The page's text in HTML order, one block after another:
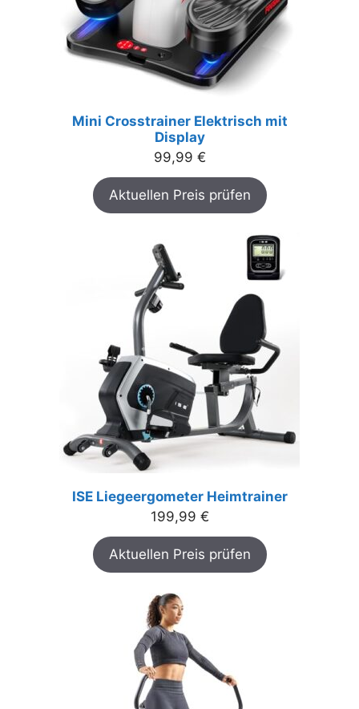
Mini Crosstrainer Elektrisch mit
Display
99,99 €
Aktuellen Preis prüfen
ISE Liegeergometer Heimtrainer
199,99 €
Aktuellen Preis prüfen